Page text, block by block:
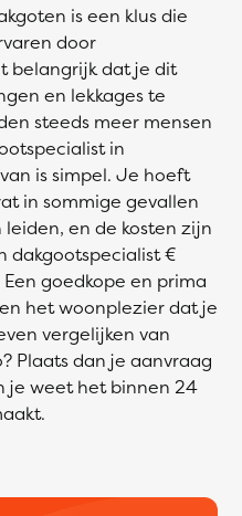
is een klus die
door
belangrijk dat je dit
en lekkages te
steeds meer mensen
in
is simpel. Je hoeft
in sommige gevallen
en de kosten zijn
dakgootspecialist €
goedkope en prima
het woonplezier dat je
vergelijken van
Plaats dan je aanvraag
je weet het binnen 24